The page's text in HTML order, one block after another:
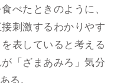
べたときのように、
刺激するわかりやす
表していると考える
「ざまあみろ」気分